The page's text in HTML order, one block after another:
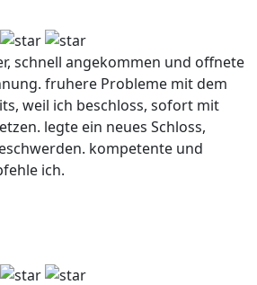
schnell angekommen und offnete
fruhere Probleme mit dem
weil ich beschloss, sofort mit
legte ein neues Schloss,
kompetente und
ich.